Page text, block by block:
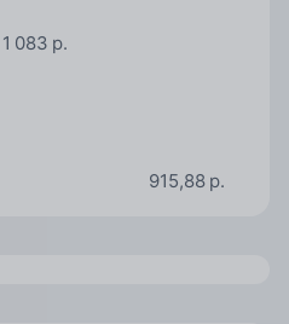
1 083 р.
915,88 р.